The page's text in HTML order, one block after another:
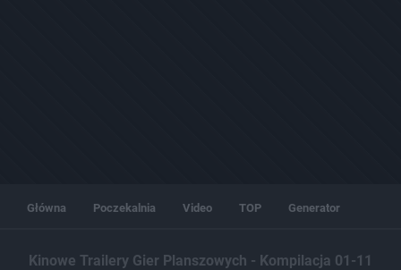
Główna Poczekalnia Video TOP Generator
Kinowe Trailery Gier Planszowych - Kompilacja 01-11